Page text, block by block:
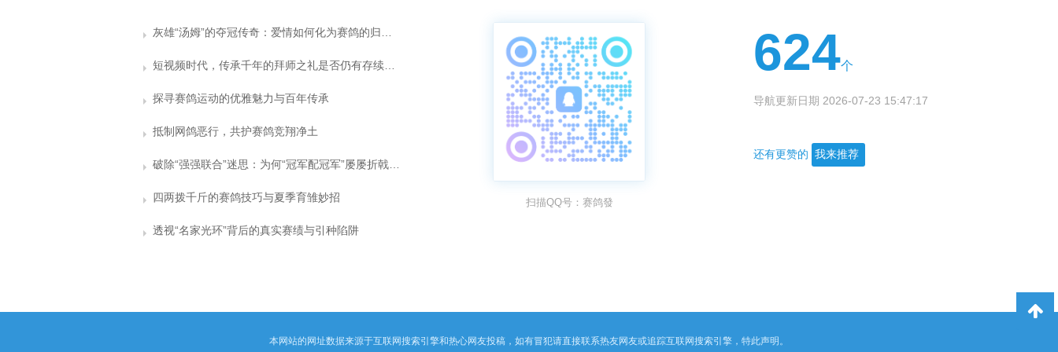
短视频时代，传承千年的拜师之礼是否仍有存续的意义？
探寻赛鸽运动的优雅魅力与百年传承
抵制网鸽恶行，共护赛鸽竞翔净土
破除“强强联合”迷思：为何“冠军配冠军”屡屡折戟长程赛？
四两拨千斤的赛鸽技巧与夏季育雏妙招
透视“名家光环”背后的真实赛绩与引种陷阱
扫描QQ号：赛鸽發
624个
导航更新日期 2026-07-23 15:47:17
还有更赞的 我来推荐
本网站的网址数据来源于互联网搜索引擎和热心网友投稿，如有冒犯请直接联系热友网友或追踪互联网搜索引擎，特此声明。